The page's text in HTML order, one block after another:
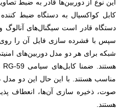
این نوع از دوربین‌ها قادر به ضبط
دستگاه قادر است سیگنال‌های آنالوگ
سپس با فشرده سازی فایل آن‌ را روی
مناسب هستند. با این حال این دو مدل
صوت، ذخیره سازی آن‌ها، انعطاف
هستند.